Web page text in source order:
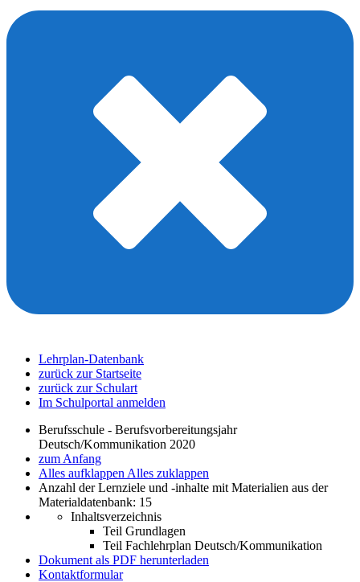
Lehrplan-Datenbank
zurück zur Startseite
zurück zur Schulart
Im Schulportal anmelden
Berufsschule - Berufsvorbereitungsjahr
Deutsch/Kommunikation 2020
zum Anfang
Alles aufklappen Alles zuklappen
Anzahl der Lernziele und -inhalte mit Materialien aus der
Materialdatenbank: 15
Inhaltsverzeichnis
Teil Grundlagen
Teil Fachlehrplan Deutsch/Kommunikation
Dokument als PDF herunterladen
Kontaktformular